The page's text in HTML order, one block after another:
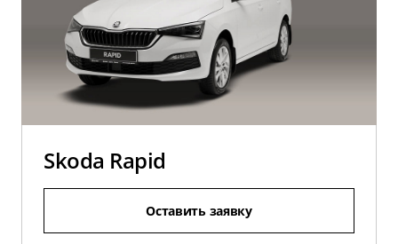
Skoda Rapid
Оставить заявку